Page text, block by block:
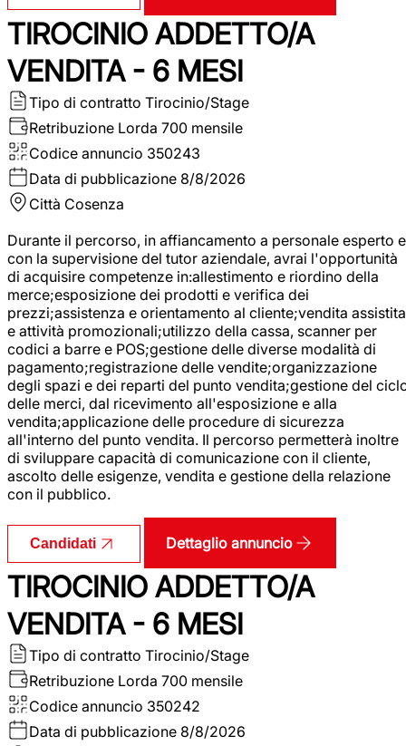
TIROCINIO ADDETTO/A
VENDITA - 6 MESI
Tipo di contratto Tirocinio/Stage
Retribuzione Lorda 700 mensile
Codice annuncio 350243
Data di pubblicazione 8/8/2026
Città Cosenza
Durante il percorso, in affiancamento a personale esperto e
con la supervisione del tutor aziendale, avrai l'opportunità
di acquisire competenze in:allestimento e riordino della
merce;esposizione dei prodotti e verifica dei
prezzi;assistenza e orientamento al cliente;vendita assistita
e attività promozionali;utilizzo della cassa, scanner per
codici a barre e POS;gestione delle diverse modalità di
pagamento;registrazione delle vendite;organizzazione
degli spazi e dei reparti del punto vendita;gestione del
delle merci, dal ricevimento all'esposizione e alla
vendita;applicazione delle procedure di sicurezza
all'interno del punto vendita. Il percorso permetterà inoltre
di sviluppare capacità di comunicazione con il cliente,
ascolto delle esigenze, vendita e gestione della relazione
con il pubblico.
Candidati Dettaglio annuncio
TIROCINIO ADDETTO/A
VENDITA - 6 MESI
Tipo di contratto Tirocinio/Stage
Retribuzione Lorda 700 mensile
Codice annuncio 350242
Data di pubblicazione 8/8/2026